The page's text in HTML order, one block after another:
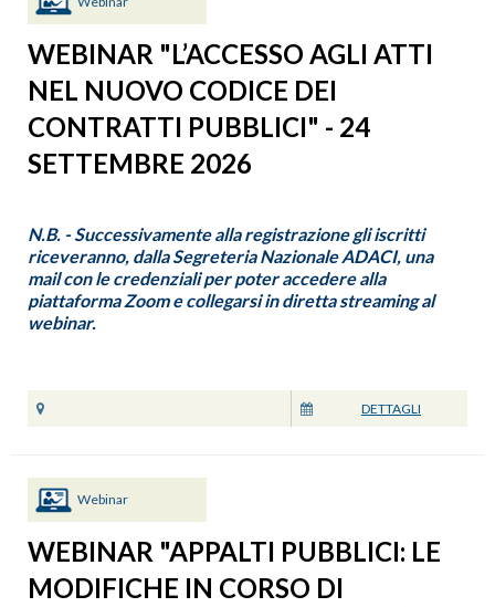
WEBINAR "L’ACCESSO AGLI ATTI
NEL NUOVO CODICE DEI
CONTRATTI PUBBLICI" - 24
SETTEMBRE 2026
N.B. - Successivamente alla registrazione gli iscritti
riceveranno, dalla Segreteria Nazionale ADACI, una
mail con le credenziali per poter accedere alla
piattaforma Zoom e collegarsi in diretta streaming al
webinar.
DETTAGLI
Webinar
WEBINAR "APPALTI PUBBLICI: LE
MODIFICHE IN CORSO DI